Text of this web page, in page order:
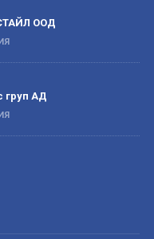
ООД
груп АД